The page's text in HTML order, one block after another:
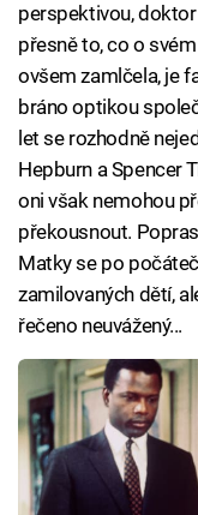
perspektivou,
přesně to, co o
ovšem zamlčela, je
bráno optikou
let se rozhodně
Hepburn a Spencer
oni však nemohou
překousnout.
Matky se po
zamilovaných dětí,
řečeno neuvážený...